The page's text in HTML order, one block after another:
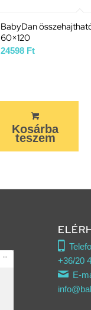
BabyDan
60×120
24598 Ft
Kosárba
teszem
+36/20
E-